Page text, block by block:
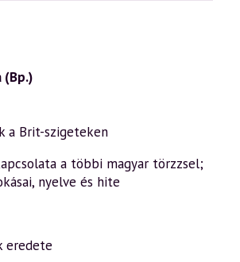
(Bp.)
a Brit-szigeteken
a többi magyar törzzsel;
nyelve és hite
eredete